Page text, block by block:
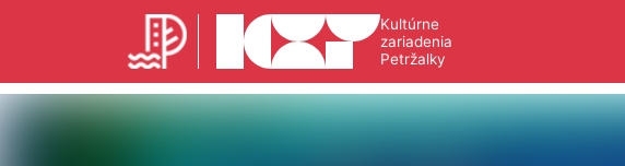
Kultúrne
zariadenia
Petržalky